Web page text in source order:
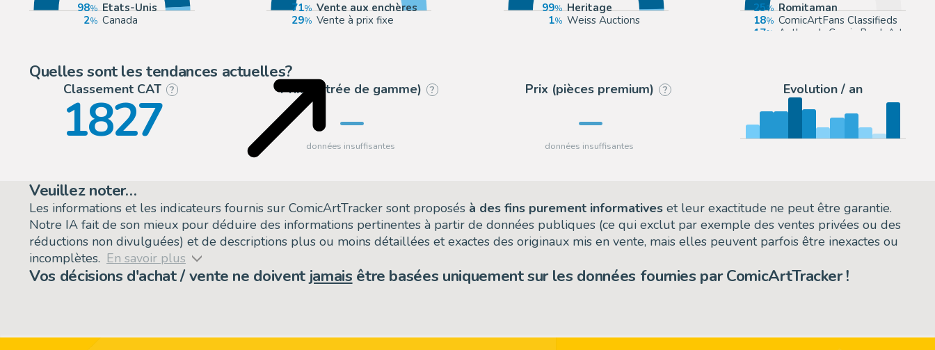
98
Etats-Unis
2
Canada
71
Vente aux enchères
29
Vente à prix fixe
99
Heritage
1
Weiss Auctions
25
Romitaman
18
ComicArtFans Classifieds
17
Anthony's Comic Book Art
Quelles sont les tendances actuelles?
Classement CAT ?
1827 Prix (entrée de gamme) ? Prix (pièces premium) ? Evolution / an
Veuillez noter…
Les informations et les indicateurs fournis sur ComicArtTracker sont proposés à des fins purement informatives et leur exactitude ne peut être garantie.
Notre IA fait de son mieux pour déduire des informations pertinentes à partir de données publiques (ce qui exclut par exemple des ventes privées ou des
réductions non divulguées) et de descriptions plus ou moins détaillées et exactes des originaux mis en vente, mais elles peuvent parfois être inexactes ou
incomplètes. En savoir plus
Vos décisions d'achat / vente ne doivent jamais être basées uniquement sur les données fournies par ComicArtTracker !